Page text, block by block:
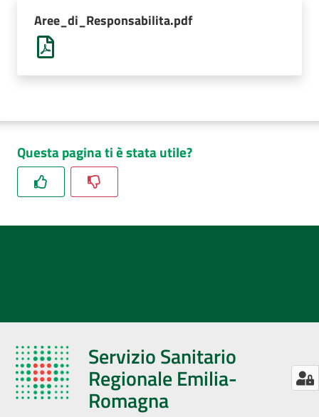
Aree_di_Responsabilita.pdf
Questa pagina ti è stata utile?
Servizio Sanitario
Regionale Emilia-
Romagna